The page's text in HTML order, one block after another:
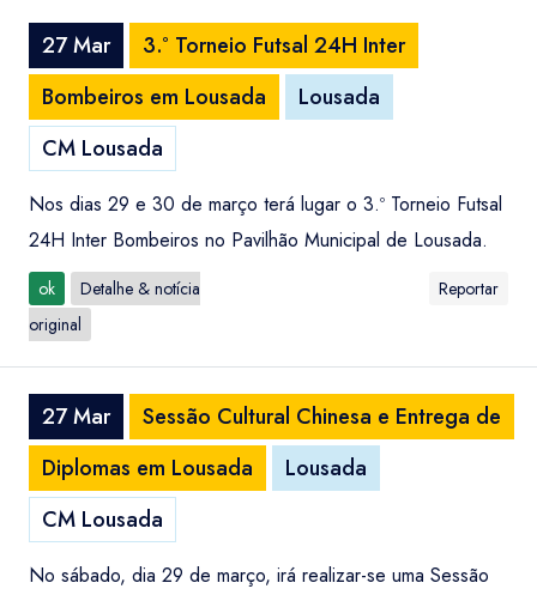
27 Mar
3.º Torneio Futsal 24H Inter
Bombeiros em Lousada
Lousada
CM Lousada
Nos dias 29 e 30 de março terá lugar o 3.º Torneio Futsal
24H Inter Bombeiros no Pavilhão Municipal de Lousada.
ok
Detalhe & notícia
original
Reportar
27 Mar
Sessão Cultural Chinesa e Entrega de
Diplomas em Lousada
Lousada
CM Lousada
No sábado, dia 29 de março, irá realizar-se uma Sessão